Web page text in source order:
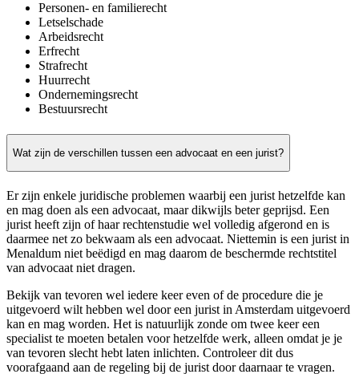
Personen- en familierecht
Letselschade
Arbeidsrecht
Erfrecht
Strafrecht
Huurrecht
Ondernemingsrecht
Bestuursrecht
Wat zijn de verschillen tussen een advocaat en een jurist?
Er zijn enkele juridische problemen waarbij een jurist hetzelfde kan
en mag doen als een advocaat, maar dikwijls beter geprijsd. Een
jurist heeft zijn of haar rechtenstudie wel volledig afgerond en is
daarmee net zo bekwaam als een advocaat. Niettemin is een jurist in
Menaldum niet beëdigd en mag daarom de beschermde rechtstitel
van advocaat niet dragen.
Bekijk van tevoren wel iedere keer even of de procedure die je
uitgevoerd wilt hebben wel door een jurist in Amsterdam uitgevoerd
kan en mag worden. Het is natuurlijk zonde om twee keer een
specialist te moeten betalen voor hetzelfde werk, alleen omdat je je
van tevoren slecht hebt laten inlichten. Controleer dit dus
voorafgaand aan de regeling bij de jurist door daarnaar te vragen.